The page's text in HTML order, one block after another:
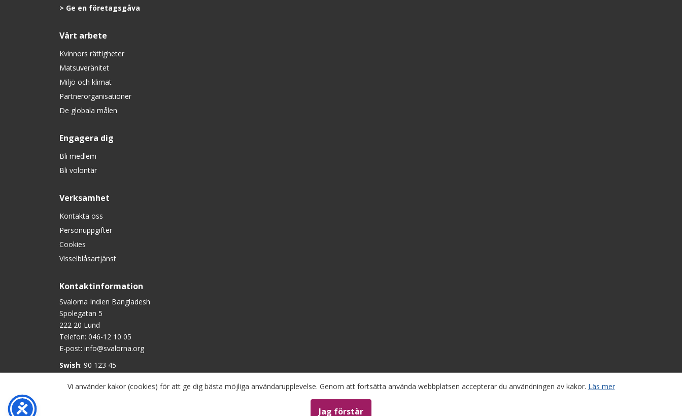
Ge en företagsgåva
Vårt arbete
Kvinnors rättigheter
Matsuveränitet
Miljö och klimat
Partnerorganisationer
De globala målen
Engagera dig
Bli medlem
Bli volontär
Verksamhet
Kontakta oss
Personuppgifter
Cookies
Visselblåsartjänst
Kontaktinformation
Svalorna Indien Bangladesh
Spolegatan 5
222 20 Lund
Telefon: 046-12 10 05
E-post: info@svalorna.org
Swish: 90 123 45
Bankgiro: 901-2345
Vi använder kakor (cookies) för att ge dig bästa möjliga användarupplevelse. Genom att fortsätta använda webbplatsen accepterar du användningen av kakor. Läs mer
Jag förstår